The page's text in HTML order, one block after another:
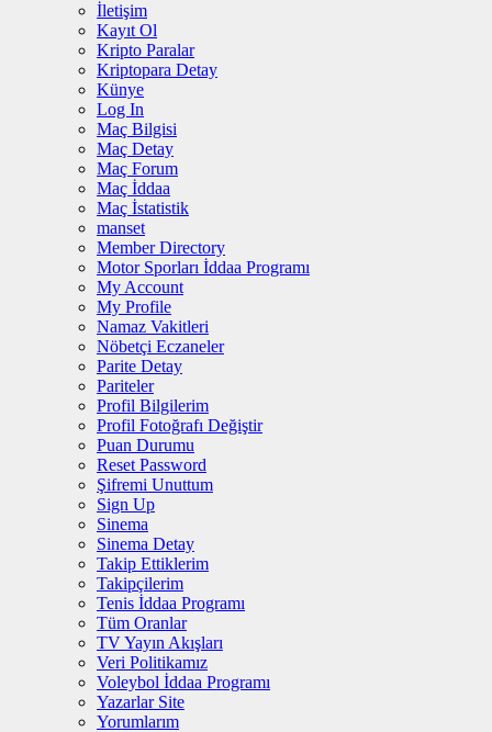
İletişim
Kayıt Ol
Kripto Paralar
Kriptopara Detay
Künye
Log In
Maç Bilgisi
Maç Detay
Maç Forum
Maç İddaa
Maç İstatistik
manset
Member Directory
Motor Sporları İddaa Programı
My Account
My Profile
Namaz Vakitleri
Nöbetçi Eczaneler
Parite Detay
Pariteler
Profil Bilgilerim
Profil Fotoğrafı Değiştir
Puan Durumu
Reset Password
Şifremi Unuttum
Sign Up
Sinema
Sinema Detay
Takip Ettiklerim
Takipçilerim
Tenis İddaa Programı
Tüm Oranlar
TV Yayın Akışları
Veri Politikamız
Voleybol İddaa Programı
Yazarlar Site
Yorumlarım